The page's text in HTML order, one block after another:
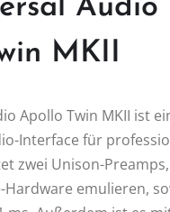
Audio
MKII
Apollo Twin MKII ist
Interface für
zwei Unison-
Hardware emulieren,